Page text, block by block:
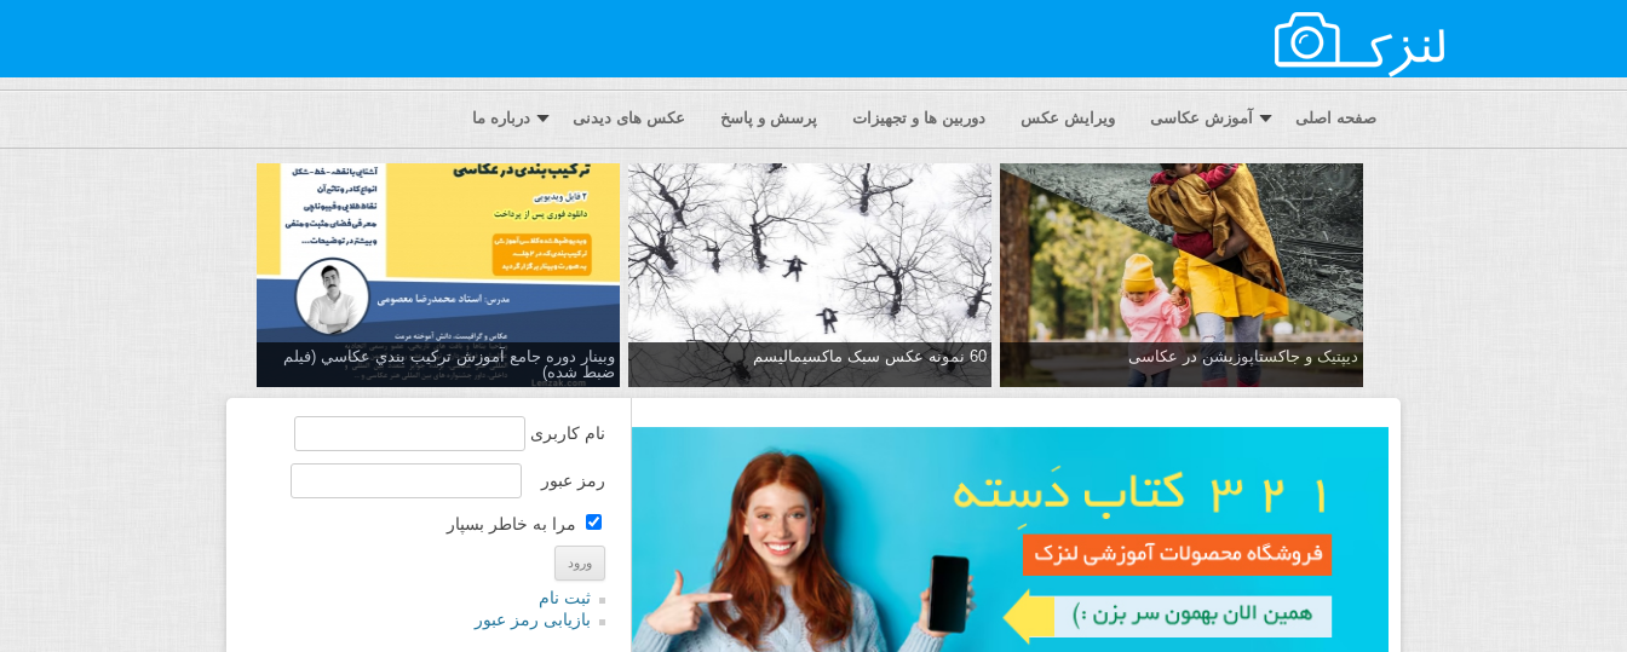
صفحه اصلی آموزش عکاسی ویرایش عکس دوربین ها و تجهیزات پرسش و پاسخ عکس های دیدنی درباره ما
دیپتیک و جاکستا‌پوزیشن در عکاسی 60 نمونه عکس سبک ماکسیمالیسم
وبینار دوره جامع آموزش تركيب بندي عكاسي (فیلم
ضبط شده)
نام کاربری
رمز عبور
مرا به خاطر بسپار
ثبت نام
بازیابی رمز عبور